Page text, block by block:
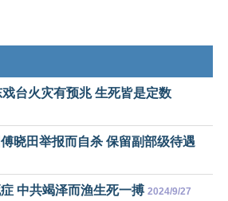
台火灾有预兆 生死皆是定数
晓田举报而自杀 保留副部级待遇
中共竭泽而渔生死一搏 2024/9/27